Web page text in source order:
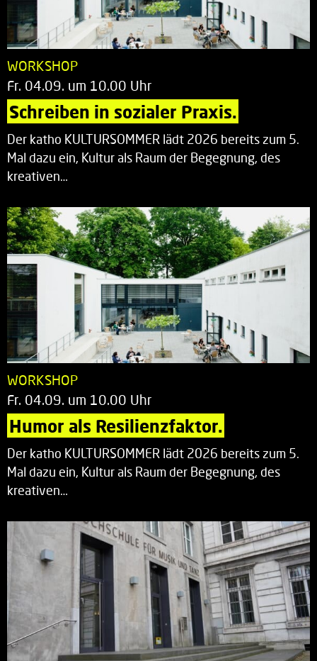
WORKSHOP
Fr. 04.09. um 10.00 Uhr
Schreiben in sozialer Praxis.
Der katho KULTURSOMMER lädt 2026 bereits zum 5.
Mal dazu ein, Kultur als Raum der Begegnung, des
kreativen…
WORKSHOP
Fr. 04.09. um 10.00 Uhr
Humor als Resilienzfaktor.
Der katho KULTURSOMMER lädt 2026 bereits zum 5.
Mal dazu ein, Kultur als Raum der Begegnung, des
kreativen…